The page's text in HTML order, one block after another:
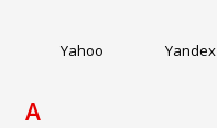
Yahoo Yandex
А